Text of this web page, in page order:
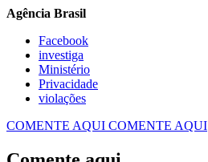
Agência Brasil
Facebook
investiga
Ministério
Privacidade
violações
COMENTE AQUI COMENTE AQUI